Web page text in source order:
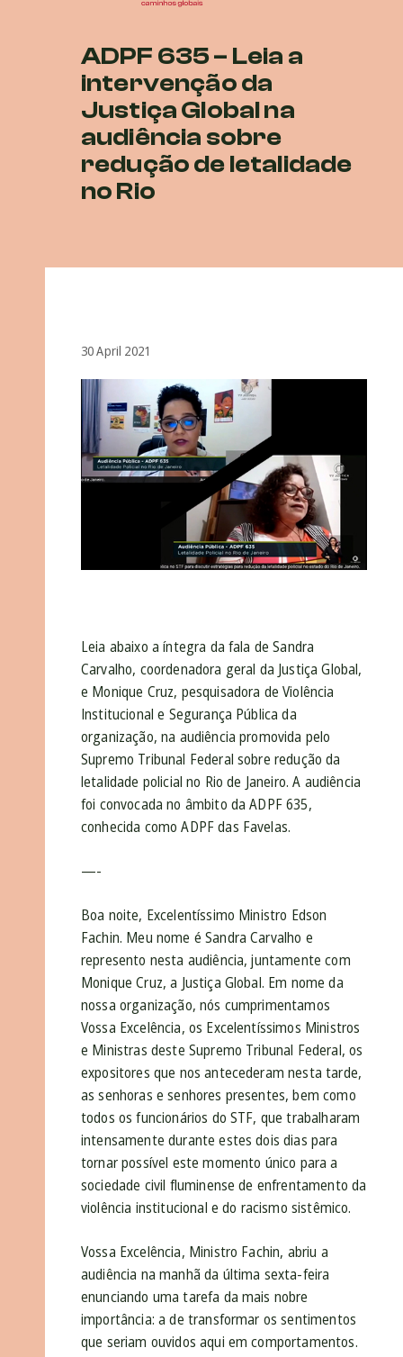
ADPF 635 – Leia a
intervenção da
Justiça Global na
audiência sobre
redução de letalidade
no Rio
30 April 2021
Leia abaixo a íntegra da fala de Sandra
Carvalho, coordenadora geral da Justiça Global,
e Monique Cruz, pesquisadora de Violência
Institucional e Segurança Pública da
organização, na audiência promovida pelo
Supremo Tribunal Federal sobre redução da
letalidade policial no Rio de Janeiro. A audiência
foi convocada no âmbito da ADPF 635,
conhecida como ADPF das Favelas.
—-
Boa noite, Excelentíssimo Ministro Edson
Fachin. Meu nome é Sandra Carvalho e
represento nesta audiência, juntamente com
Monique Cruz, a Justiça Global. Em nome da
nossa organização, nós cumprimentamos
Vossa Excelência, os Excelentíssimos Ministros
e Ministras deste Supremo Tribunal Federal, os
expositores que nos antecederam nesta tarde,
as senhoras e senhores presentes, bem como
todos os funcionários do STF, que trabalharam
intensamente durante estes dois dias para
tornar possível este momento único para a
sociedade civil fluminense de enfrentamento da
violência institucional e do racismo sistêmico.
Vossa Excelência, Ministro Fachin, abriu a
audiência na manhã da última sexta-feira
enunciando uma tarefa da mais nobre
importância: a de transformar os sentimentos
que seriam ouvidos aqui em comportamentos.